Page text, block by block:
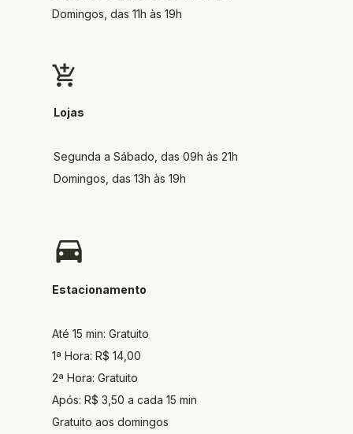
Domingos, das 11h às 19h
Lojas
Segunda a Sábado, das 09h às 21h
Domingos, das 13h às 19h
Estacionamento
Até 15 min: Gratuito
1ª Hora: R$ 14,00
2ª Hora: Gratuito
Após: R$ 3,50 a cada 15 min
Gratuito aos domingos